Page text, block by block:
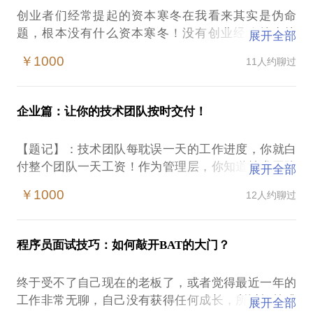
到了这么多的offer，该怎么选择下家，又该如何谈薪
水呢？诸多问题让人纠结……
展建议，包括技术方向和工作方法论，如果换工作，
初级管理职位的同学，提供团队管理方法论，以及如
何招聘、培养团队成员，提高团队业绩，如何晋升的
建议，如果换工作，提供面试准备辅导，简历制作辅
导和offer选择建议。总而言之，我能帮你更好的认识
性的回答。
创业者们经常提起的资本寒冬在我看来其实是伪命
题，根本没有什么资本寒冬！没有创业经验就来找
者压根就不会写BP；找不到志同道合的合伙人；项目
派，在微软、阿里巴巴混迹了十年，曾经参与阿里巴
巴收购有盟、易传媒的全过程；独立创业创立58红利
立百变空间O2O平台，获得1000万天使融资。我愿意
与你分享的内容包括：讲解怎么写BP？讲解怎么组建
合伙人团队？讲解怎么让自己的项目冷启动？PS.在
给我，方便我做更精确的准备，提升见面效率。期待
展开全部
￥1000 11人约聊过
企业篇：让你的技术团队按时交付！
【题记】：技术团队每耽误一天的工作进度，你就白
付整个团队一天工资！作为管理层，你知道技术团队
听过不止一个非技术出身的CEO或者是HR和我抱怨：
“我的技术经理跟我说3天能做完这个功能，结果拖了3
周才做完，上线后还一堆问题。。。”
很简单的功能要好长时间才能做完，感觉技术团队不
给力啊。。。”
展开全部
￥1000 12人约聊过
程序员面试技巧：如何敲开BAT的大门？
终于受不了自己现在的老板了，或者觉得最近一年的
工作非常无聊，自己没有获得任何成长，所以打算跳
展开全部